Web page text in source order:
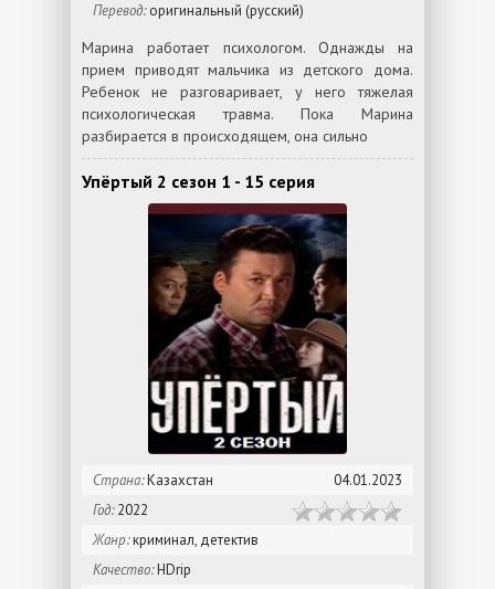
Перевод:оригинальный (русский)
Марина работает психологом. Однажды на
прием приводят мальчика из детского дома.
Ребенок не разговаривает, у него тяжелая
психологическая травма. Пока Марина
разбирается в происходящем, она сильно
Упёртый 2 сезон 1 - 15 серия
Страна:Казахстан
04.01.2023
Год:2022
Жанр:криминал, детектив
Качество:HDrip